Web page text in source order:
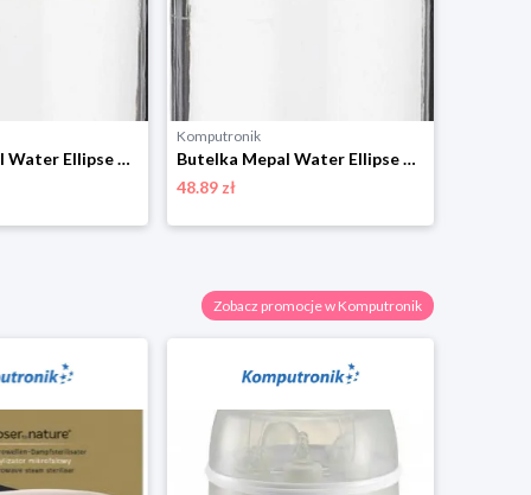
Butelka Mepal Water Ellipse 700 ml 107778094700 oliwkowy
Komputronik
Butelka Mepal Water Ellipse 700 ml 107778041100 czarny
48.89 zł
Zobacz promocje w Komputronik